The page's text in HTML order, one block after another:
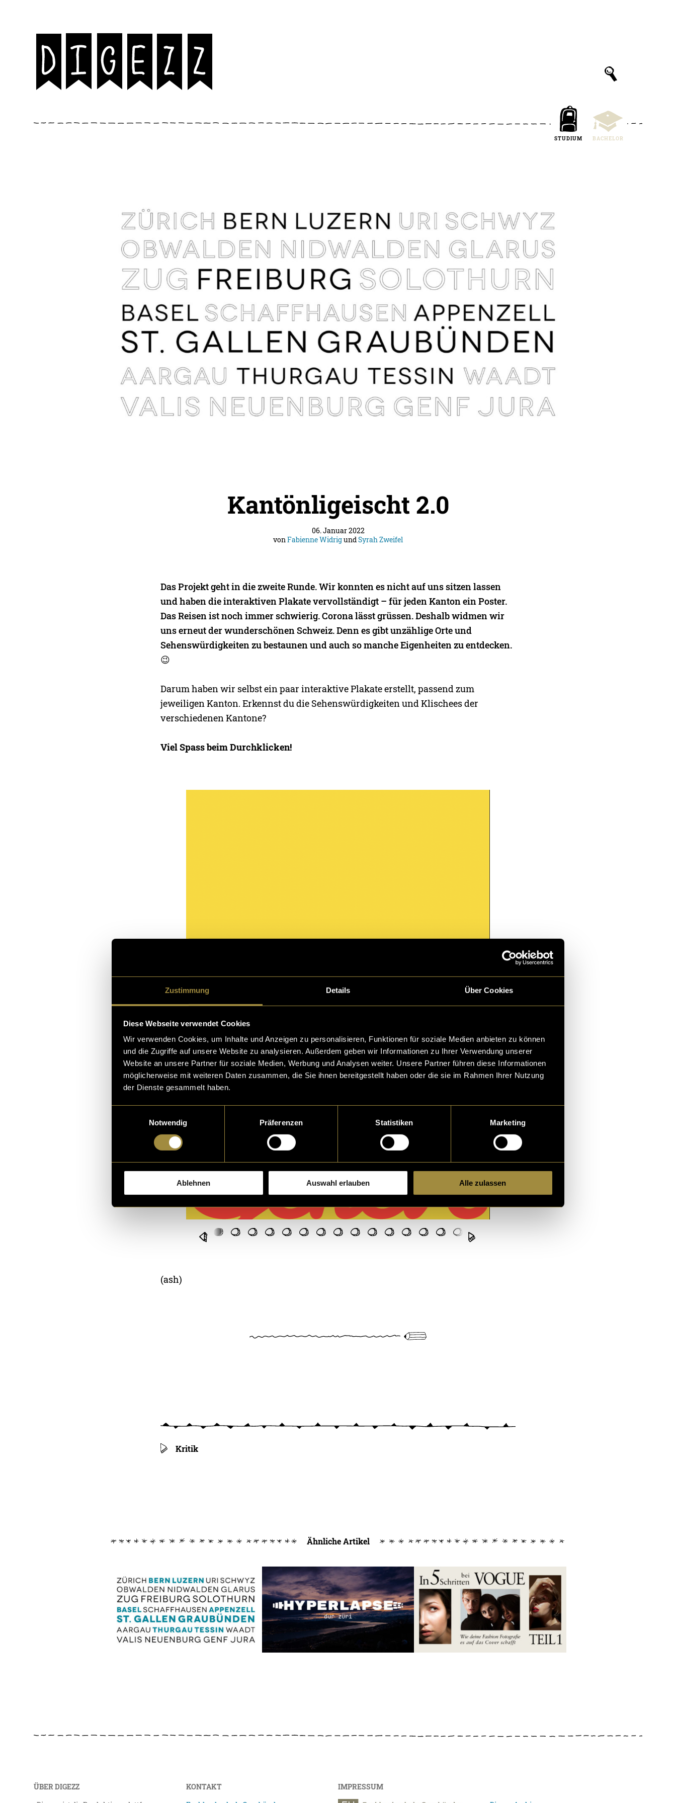
Zustimmung Details Über Cookies
Diese Webseite verwendet Cookies
Wir verwenden Cookies, um Inhalte und Anzeigen zu personalisieren, Funktionen für soziale Medien anbieten zu können
und die Zugriffe auf unsere Website zu analysieren. Außerdem geben wir Informationen zu Ihrer Verwendung unserer
Website an unsere Partner für soziale Medien, Werbung und Analysen weiter. Unsere Partner führen diese Informationen
möglicherweise mit weiteren Daten zusammen, die Sie ihnen bereitgestellt haben oder die sie im Rahmen Ihrer Nutzung
der Dienste gesammelt haben.
Notwendig
Präferenzen Statistiken Marketing
Ablehnen Auswahl erlauben Alle zulassen
STUDIUM BACHELOR
Kantönligeischt 2.0
06. Januar 2022
vonFabienne WidrigundSyrah Zweifel
Das Projekt geht in die zweite Runde. Wir konnten es nicht auf uns sitzen lassen
und haben die interaktiven Plakate vervollständigt – für jeden Kanton ein Poster.
Das Reisen ist noch immer schwierig. Corona lässt grüssen. Deshalb widmen wir
uns erneut der wunderschönen Schweiz. Denn es gibt unzählige Orte und
Sehenswürdigkeiten zu bestaunen und auch so manche Eigenheiten zu entdecken.
😉
Darum haben wir selbst ein paar interaktive Plakate erstellt, passend zum
jeweiligen Kanton. Erkennst du die Sehenswürdigkeiten und Klischees der
verschiedenen Kantone?
Viel Spass beim Durchklicken!
(ash)
Kritik
Ähnliche Artikel
ÜBER DIGEZZ
KONTAKT
IMPRESSUM